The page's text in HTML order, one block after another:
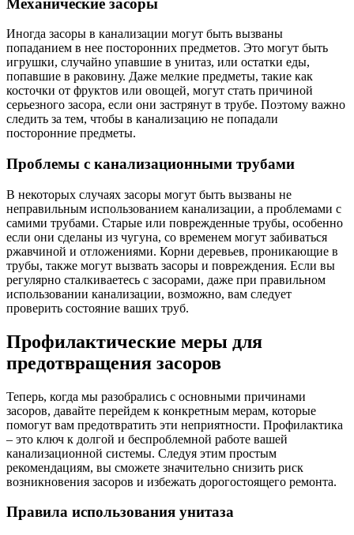
Механические засоры
Иногда засоры в канализации могут быть вызваны
попаданием в нее посторонних предметов. Это могут быть
игрушки, случайно упавшие в унитаз, или остатки еды,
попавшие в раковину. Даже мелкие предметы, такие как
косточки от фруктов или овощей, могут стать причиной
серьезного засора, если они застрянут в трубе. Поэтому важно
следить за тем, чтобы в канализацию не попадали
посторонние предметы.
Проблемы с канализационными трубами
В некоторых случаях засоры могут быть вызваны не
неправильным использованием канализации, а проблемами с
самими трубами. Старые или поврежденные трубы, особенно
если они сделаны из чугуна, со временем могут забиваться
ржавчиной и отложениями. Корни деревьев, проникающие в
трубы, также могут вызвать засоры и повреждения. Если вы
регулярно сталкиваетесь с засорами, даже при правильном
использовании канализации, возможно, вам следует
проверить состояние ваших труб.
Профилактические меры для
предотвращения засоров
Теперь, когда мы разобрались с основными причинами
засоров, давайте перейдем к конкретным мерам, которые
помогут вам предотвратить эти неприятности. Профилактика
– это ключ к долгой и беспроблемной работе вашей
канализационной системы. Следуя этим простым
рекомендациям, вы сможете значительно снизить риск
возникновения засоров и избежать дорогостоящего ремонта.
Правила использования унитаза